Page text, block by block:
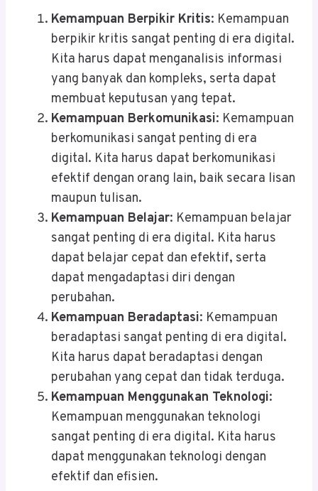
Kemampuan Berpikir Kritis: Kemampuan
berpikir kritis sangat penting di era digital.
Kita harus dapat menganalisis informasi
yang banyak dan kompleks, serta dapat
membuat keputusan yang tepat.
Kemampuan Berkomunikasi: Kemampuan
berkomunikasi sangat penting di era
digital. Kita harus dapat berkomunikasi
efektif dengan orang lain, baik secara lisan
maupun tulisan.
Kemampuan Belajar: Kemampuan belajar
sangat penting di era digital. Kita harus
dapat belajar cepat dan efektif, serta
dapat mengadaptasi diri dengan
perubahan.
Kemampuan Beradaptasi: Kemampuan
beradaptasi sangat penting di era digital.
Kita harus dapat beradaptasi dengan
perubahan yang cepat dan tidak terduga.
Kemampuan Menggunakan Teknologi:
Kemampuan menggunakan teknologi
sangat penting di era digital. Kita harus
dapat menggunakan teknologi dengan
efektif dan efisien.